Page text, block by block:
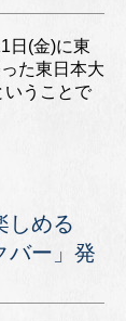
日(金)に東
た東日本大
いうことで
しめる
バー」発